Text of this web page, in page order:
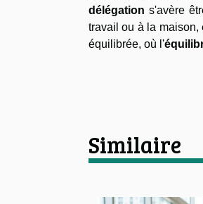
délégation s'avère
travail ou à la maison,
équilibrée, où l'
Similaire